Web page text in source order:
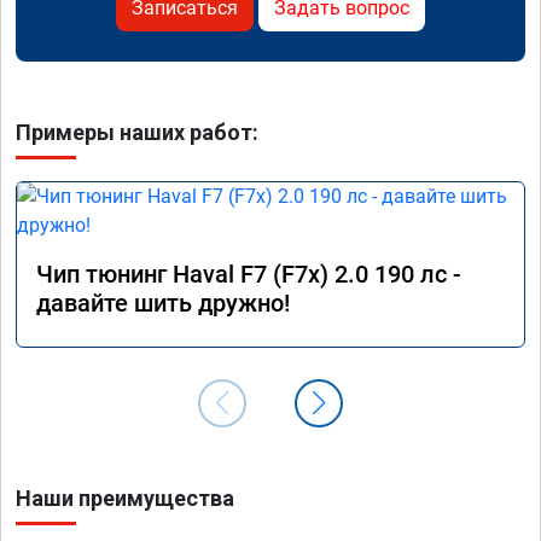
Записаться Задать вопрос
Примеры наших работ:
Чип тюнинг Haval F7 (F7x) 2.0 190 лс -
давайте шить дружно!
Наши преимущества